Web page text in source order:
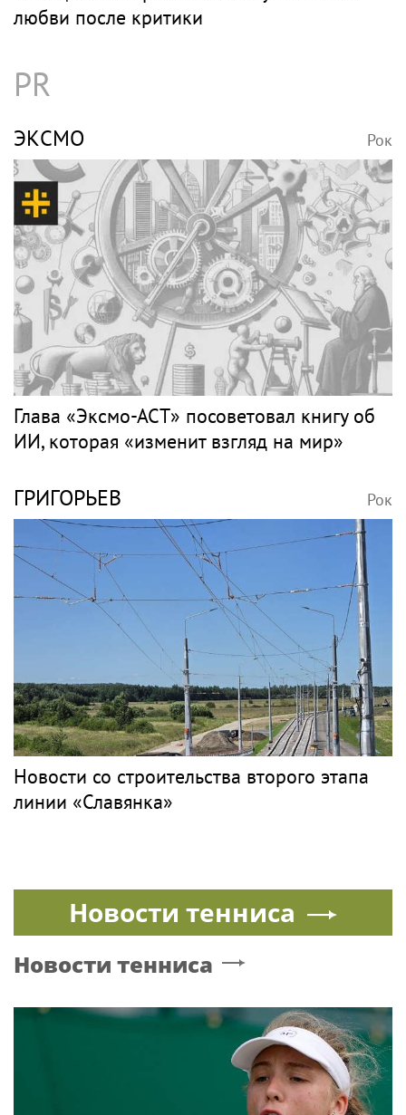
"Я ревную": Mary Gu об отношениях с
мужем
ПЕВЕЦ Рок
Певец Билан признался в слушателям в
любви после критики
ЭКСМО Рок
Глава «Эксмо-АСТ» посоветовал книгу об
Рок